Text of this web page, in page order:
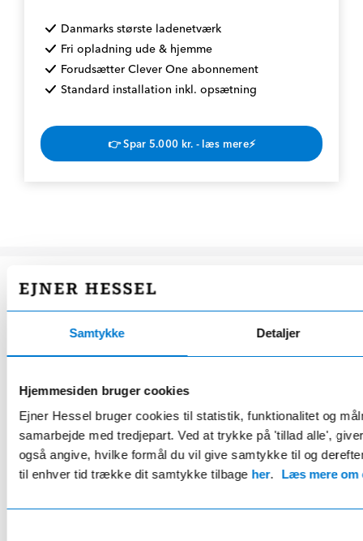
Samtykke Detaljer
Hjemmesiden bruger cookies
Ejner Hessel bruger cookies til statistik, funktionalitet og
samarbejde med tredjepart. Ved at trykke på 'tillad alle',
også angive, hvilke formål du vil give samtykke til og
til enhver tid trække dit samtykke tilbage her. Læs mere om
Danmarks største ladenetværk
Fri opladning ude & hjemme
Forudsætter Clever One abonnement
Standard installation inkl. opsætning
👉 Spar 5.000 kr. - læs mere⚡
HESSEL STARPLUS COMPLETE
Fordelsaftale
kun 219 kr/md.*
Eksklusivt for Mercedes ejere
20% rabat på serviceeftersyn og reparationer
24 bilvaske årligt
Gratis lånebil ifm. service